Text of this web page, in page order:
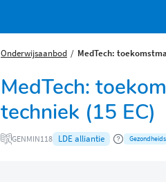
Onderwijsaanbod MedTech:
MedTech:
techniek (15 EC)
GENMIN118 LDE alliantie